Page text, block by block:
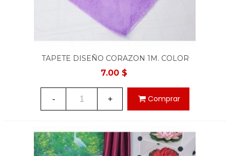
TAPETE DISEÑO CORAZON 1M. COLOR
LILA
7.00 $
- + Comprar